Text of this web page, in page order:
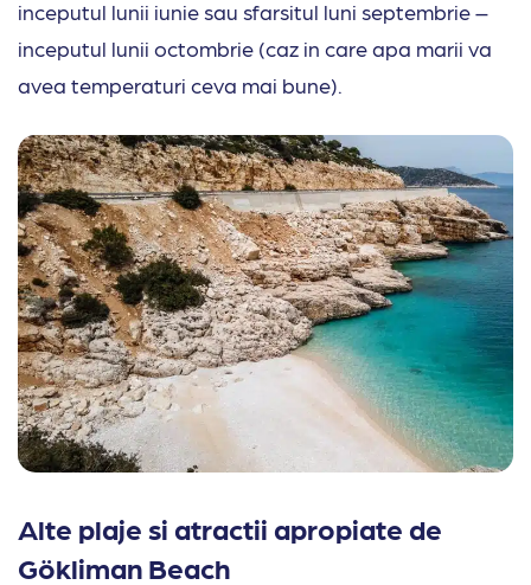
inceputul lunii iunie sau sfarsitul luni septembrie –
inceputul lunii octombrie (caz in care apa marii va
avea temperaturi ceva mai bune).
Alte plaje si atractii apropiate de
Gökliman Beach